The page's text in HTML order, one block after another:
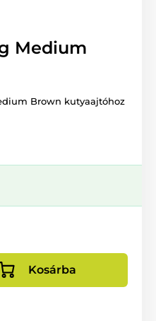
Medium
Brown kutyaajtóhoz
Kosárba